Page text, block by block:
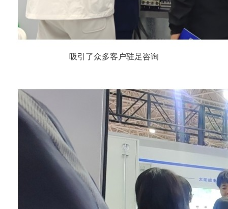
吸引了众多客户驻足咨询